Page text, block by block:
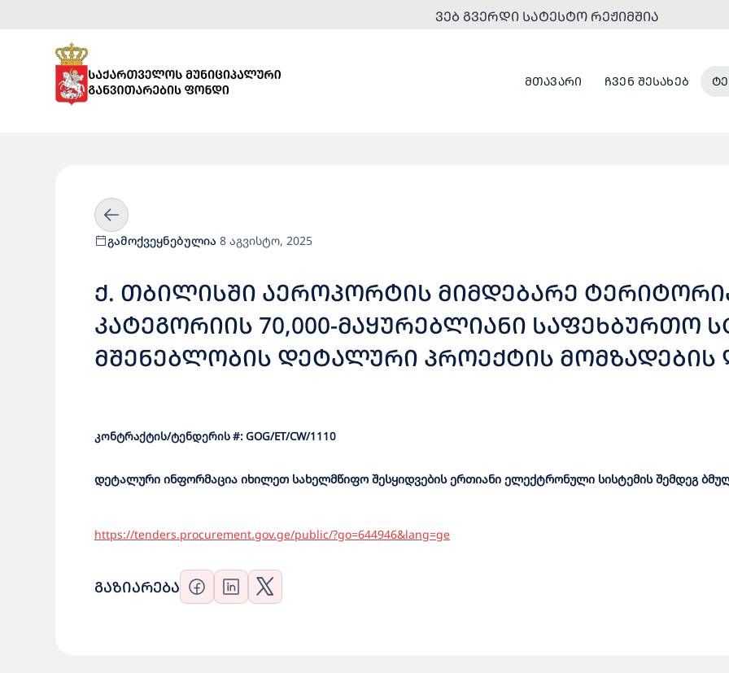
ᲕᲔᲑ ᲒᲕᲔᲠᲓᲘ ᲡᲐᲢᲔᲡᲢᲝ ᲠᲔᲟᲘᲛᲨᲘᲐ
ᲛᲗᲐᲕᲐᲠᲘ ᲩᲕᲔᲜ ᲨᲔᲡᲐᲮᲔᲑ
გამოქვეყნებულია 8 აგვისტო, 2025
Ქ. ᲗᲑᲘᲚᲘᲡᲨᲘ ᲐᲔᲠᲝᲞᲝᲠᲢᲘᲡ ᲛᲘᲛᲓᲔᲑᲐᲠᲔ
ᲙᲐᲢᲔᲒᲝᲠᲘᲘᲡ 70,000-ᲛᲐᲧᲣᲠᲔᲑᲚᲘᲐᲜᲘ ᲡᲐᲤᲔᲮᲑᲣᲠᲗᲝ
ᲛᲨᲔᲜᲔᲑᲚᲝᲑᲘᲡ ᲓᲔᲢᲐᲚᲣᲠᲘ ᲞᲠᲝᲔᲥᲢᲘᲡ ᲛᲝᲛᲖᲐᲓᲔᲑᲘᲡ
კონტრაქტის/ტენდერის #: GOG/ET/CW/1110
დეტალური ინფორმაცია იხილეთ სახელმწიფო შესყიდვების ერთიანი ელექტრონული სისტემის შემდეგ
https://tenders.procurement.gov.ge/public/?go=644946&lang=ge
ᲒᲐᲖᲘᲐᲠᲔᲑᲐ